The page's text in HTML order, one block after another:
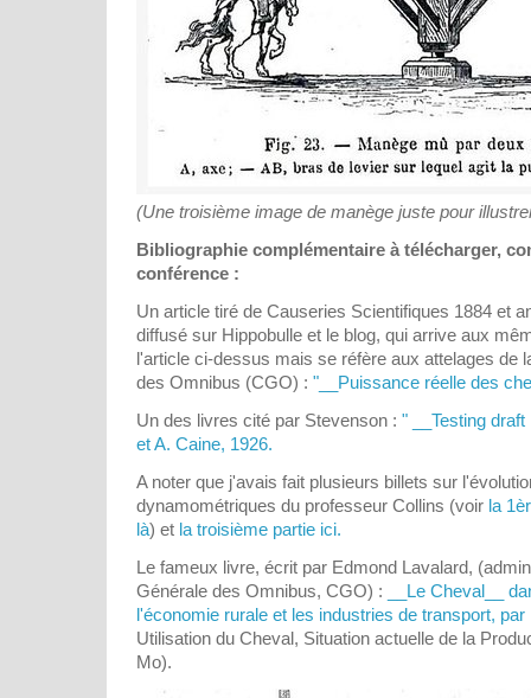
(Une troisième image de manège juste pour
Bibliographie complémentaire à télécharger,
conférence :
Un article tiré de Causeries Scientifiques 1884 et
diffusé sur Hippobulle et le blog, qui arrive aux
l'article ci-dessus mais se réfère aux attelages de
des Omnibus (CGO) : "__Puissance réelle des
Un des livres cité par Stevenson : " __Testing
et A. Caine, 1926.
A noter que j'avais fait plusieurs billets sur
dynamométriques du professeur Collins (voir la
là) et la troisième partie ici.
Le fameux livre, écrit par Edmond Lavalard,
Générale des Omnibus, CGO) :
__Le Cheval__
l'économie rurale et les industries de transport, par
Utilisation du Cheval, Situation actuelle de la
Mo).